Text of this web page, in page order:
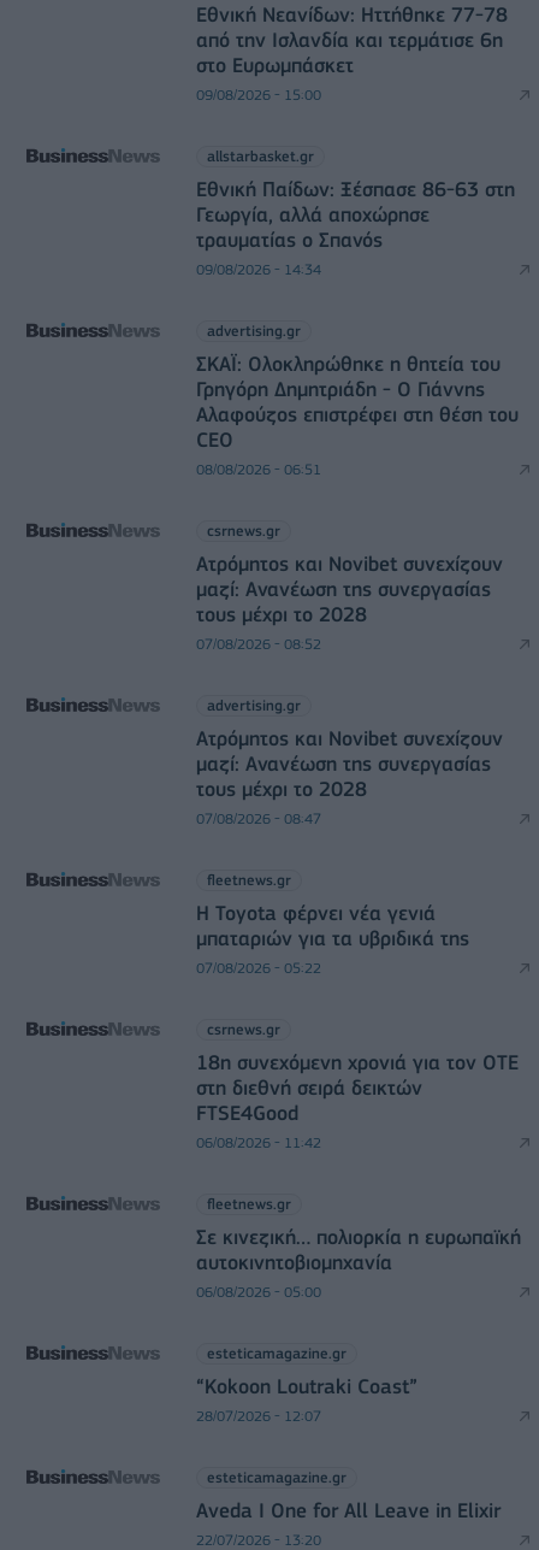
Εθνική Νεανίδων: Ηττήθηκε 77-78
από την Ισλανδία και τερμάτισε 6η
στο Ευρωμπάσκετ
09/08/2026 - 15:00
allstarbasket.gr
Εθνική Παίδων: Ξέσπασε 86-63 στη
Γεωργία, αλλά αποχώρησε
τραυματίας ο Σπανός
09/08/2026 - 14:34
advertising.gr
ΣΚΑΪ: Ολοκληρώθηκε η θητεία του
Γρηγόρη Δημητριάδη - Ο Γιάννης
Αλαφούζος επιστρέφει στη θέση του
CEO
08/08/2026 - 06:51
csrnews.gr
Ατρόμητος και Novibet συνεχίζουν
μαζί: Ανανέωση της συνεργασίας
τους μέχρι το 2028
07/08/2026 - 08:52
advertising.gr
Ατρόμητος και Novibet συνεχίζουν
μαζί: Ανανέωση της συνεργασίας
τους μέχρι το 2028
07/08/2026 - 08:47
fleetnews.gr
Η Toyota φέρνει νέα γενιά
μπαταριών για τα υβριδικά της
07/08/2026 - 05:22
csrnews.gr
18η συνεχόμενη χρονιά για τον ΟΤΕ
στη διεθνή σειρά δεικτών
FTSE4Good
06/08/2026 - 11:42
fleetnews.gr
Σε κινεζική… πολιορκία η ευρωπαϊκή
αυτοκινητοβιομηχανία
06/08/2026 - 05:00
esteticamagazine.gr
“Kokoon Loutraki Coast”
28/07/2026 - 12:07
esteticamagazine.gr
Aveda I One for All Leave in Elixir
22/07/2026 - 13:20